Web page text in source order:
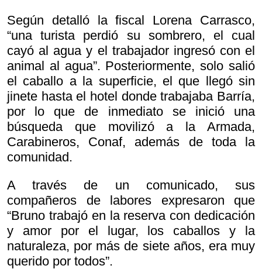
Según detalló la fiscal Lorena Carrasco,
“una turista perdió su sombrero, el cual
cayó al agua y el trabajador ingresó con el
animal al agua”. Posteriormente, solo salió
el caballo a la superficie, el que llegó sin
jinete hasta el hotel donde trabajaba Barría,
por lo que de inmediato se inició una
búsqueda que movilizó a la Armada,
Carabineros, Conaf, además de toda la
comunidad.
A través de un comunicado, sus
compañeros de labores expresaron que
“Bruno trabajó en la reserva con dedicación
y amor por el lugar, los caballos y la
naturaleza, por más de siete años, era muy
querido por todos”.